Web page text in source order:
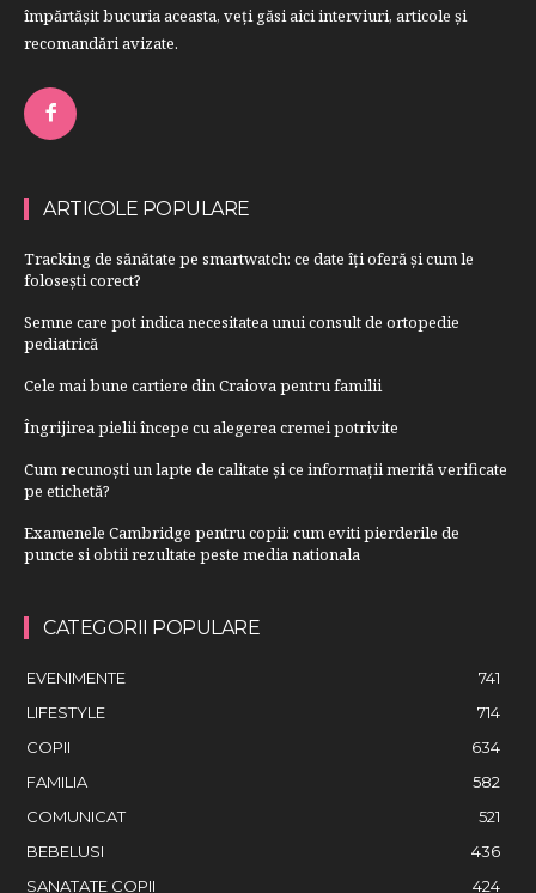
împărtăşit bucuria aceasta, veți găsi aici interviuri, articole şi
recomandări avizate.
ARTICOLE POPULARE
Tracking de sănătate pe smartwatch: ce date îți oferă și cum le
folosești corect?
Semne care pot indica necesitatea unui consult de ortopedie
pediatrică
Cele mai bune cartiere din Craiova pentru familii
Îngrijirea pielii începe cu alegerea cremei potrivite
Cum recunoști un lapte de calitate și ce informații merită verificate
pe etichetă?
Examenele Cambridge pentru copii: cum eviti pierderile de
puncte si obtii rezultate peste media nationala
CATEGORII POPULARE
EVENIMENTE
741
LIFESTYLE
714
COPII
634
FAMILIA
582
COMUNICAT
521
BEBELUSI
436
SANATATE COPII
424